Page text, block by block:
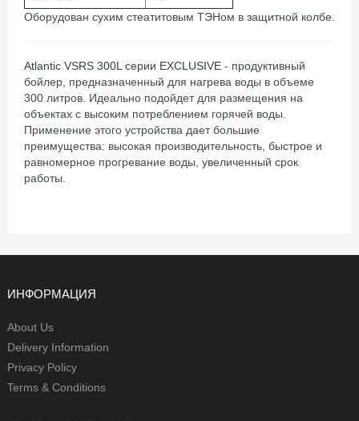
Оборудован сухим стеатитовым ТЭНом в защитной колбе.
Atlantic VSRS 300L серии EXCLUSIVE - продуктивный
бойлер, предназначенный для нагрева воды в объеме
300 литров . Идеально подойдет для размещения на
объектах с высоким потреблением горячей воды.
Применение этого устройства дает большие
преимущества: высокая производительность, быстрое и
равномерное прогревание воды, увеличенный срок
работы.
ИНФОРМАЦИЯ
About Us
Delivery Information
Privacy Policy
Terms & Conditions